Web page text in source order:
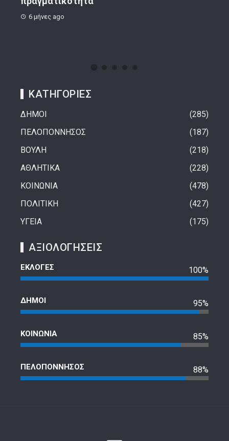
8 μήνες ago
ΚΑΤΗΓΟΡΙΕΣ
ΔΗΜΟΙ
285
ΠΕΛΟΠΟΝΝΗΣΟΣ
187
ΒΟΥΛΗ
218
ΑΘΛΗΤΙΚΑ
228
ΚΟΙΝΩΝΙΑ
478
ΠΟΛΙΤΙΚΗ
427
ΥΓΕΙΑ
175
ΑΞΙΟΛΟΓΗΣΕΙΣ
ΕΚΛΟΓΕΣ 100%
ΔΗΜΟΙ 95%
ΚΟΙΝΩΝΙΑ 85%
ΠΕΛΟΠΟΝΝΗΣΟΣ 88%